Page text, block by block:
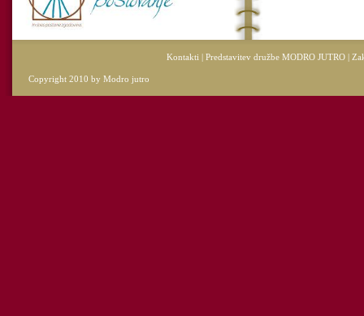
Kontakti | Predstavitev družbe MODRO JUTRO |
Copyright 2010 by Modro jutro